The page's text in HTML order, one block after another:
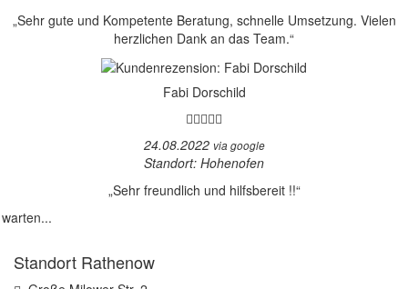
„Sehr gute und Kompetente Beratung, schnelle Umsetzung. Vielen
herzlichen Dank an das Team.“
Fabi Dorschild
24.08.2022 via google
Standort: Hohenofen
„Sehr freundlich und hilfsbereit !!“
Standort Rathenow